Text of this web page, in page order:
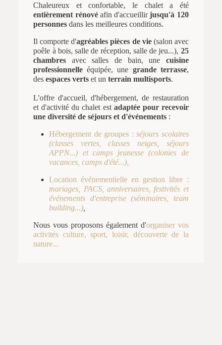
Chaleureux et confortable, le chalet a été
entièrement rénovéafin d'accueillirjusqu'à 120
personnes dans les meilleures conditions.
Il comporte d'agréables pièces de vie(salon avec
poêle à bois, salle de réception, salle de jeu...), 25
chambres avec salles de bain, une cuisine
professionnelle équipée, une grande terrasse,
des espaces verts et unterrain multisports.
L'offre d'accueil, d'hébergement, de restauration
et d'activité du chalet est adaptée pour recevoir
une diversité de séjours et d'événements :
Hébergement de groupes :séjours scolaires
(classes vertes, classes neiges, séjours
APPN...) et camps jeunesse (colonies de
vacances, camps d'été...),
Location événementielle en gestion libre :
mariages, PACS, anniversaires, festivités et
événements d'entreprise (séminaires, team
building...)
Nous vous proposons également d'organiser vos
activités culture, sport, loisir, découverte de la
nature...